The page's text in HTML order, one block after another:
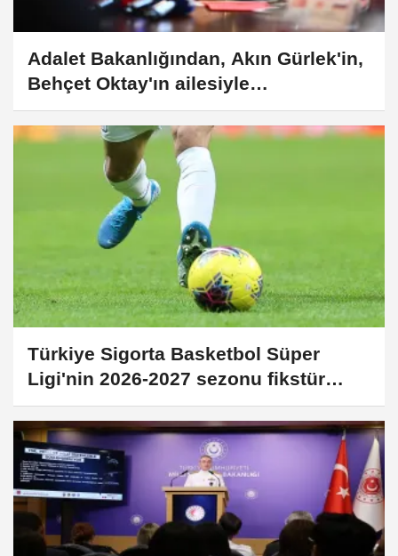
Adalet Bakanlığından, Akın Gürlek'in,
Behçet Oktay'ın ailesiyle
görüşmesine ilişkin açıklama
Türkiye Sigorta Basketbol Süper
Ligi'nin 2026-2027 sezonu fikstür
çekimi yapıldı